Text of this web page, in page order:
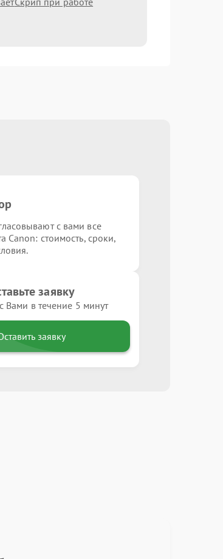
с вами все
Canon: стоимость, сроки,
заявку
Вами в течение 5 минут
заявку